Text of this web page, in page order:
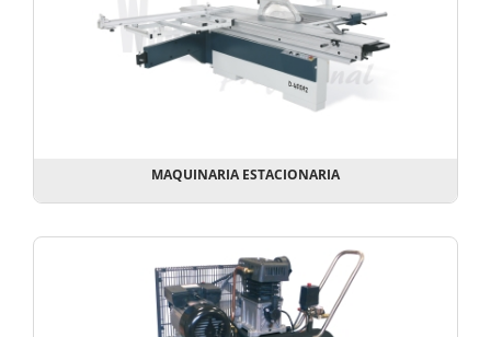
MAQUINARIA ESTACIONARIA